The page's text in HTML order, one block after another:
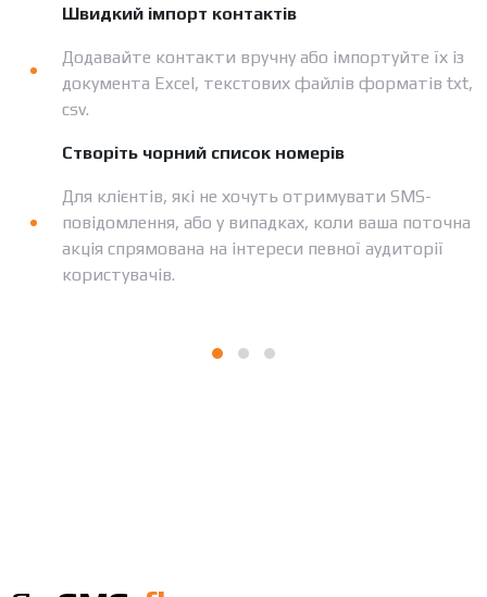
Швидкий імпорт контактів
Додавайте контакти вручну або імпортуйте їх із
документа Excel, текстових файлів форматів txt,
csv.
Створіть чорний список номерів
Для клієнтів, які не хочуть отримувати SMS-
повідомлення, або у випадках, коли ваша поточна
акція спрямована на інтереси певної аудиторії
користувачів.